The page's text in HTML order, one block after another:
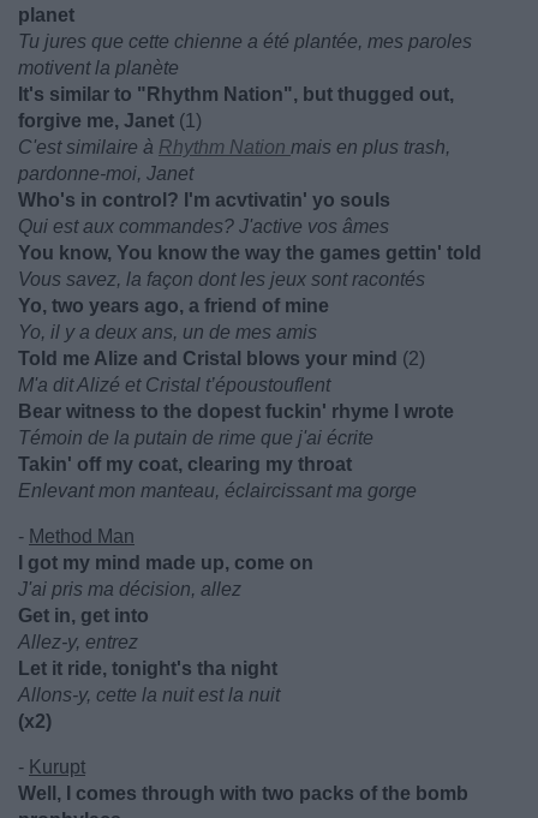
planet
Tu jures que cette chienne a été plantée, mes paroles
motivent la planète
It's similar to "Rhythm Nation", but thugged out,
forgive me, Janet (1)
C'est similaire à Rhythm Nation mais en plus trash,
pardonne-moi, Janet
Who's in control? I'm acvtivatin' yo souls
Qui est aux commandes? J'active vos âmes
You know, You know the way the games gettin' told
Vous savez, la façon dont les jeux sont racontés
Yo, two years ago, a friend of mine
Yo, il y a deux ans, un de mes amis
Told me Alize and Cristal blows your mind (2)
M'a dit Alizé et Cristal t’époustouflent
Bear witness to the dopest fuckin' rhyme I wrote
Témoin de la putain de rime que j'ai écrite
Takin' off my coat, clearing my throat
Enlevant mon manteau, éclaircissant ma gorge
- Method Man
I got my mind made up, come on
J'ai pris ma décision, allez
Get in, get into
Allez-y, entrez
Let it ride, tonight's tha night
Allons-y, cette la nuit est la nuit
(x2)
- Kurupt
Well, I comes through with two packs of the bomb